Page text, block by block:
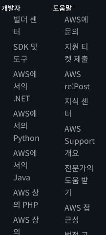
개발자
빌더 센
터
SDK 및
도구
AWS에
서의
.NET
AWS에
서의
Python
AWS에
서의
Java
AWS 상
의 PHP
AWS 상
의
도움말
AWS에
문의
지원 티
켓 제출
AWS
re:Post
지식 센
터
AWS
Support
개요
전문가의
도움 받
기
AWS 접
근성